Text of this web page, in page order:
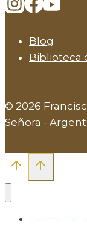
Blog
Biblioteca
© 2026
Señora -